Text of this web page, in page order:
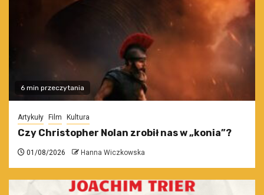
6 min przeczytania
Artykuły Film Kultura
Czy Christopher Nolan zrobił nas w „konia”?
01/08/2026 Hanna Wiczkowska